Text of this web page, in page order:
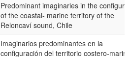
Predominant imaginaries in the
of the coastal- marine territory of the
Reloncaví sound, Chile
Imaginarios predominantes en la
configuración del territorio costero-marino